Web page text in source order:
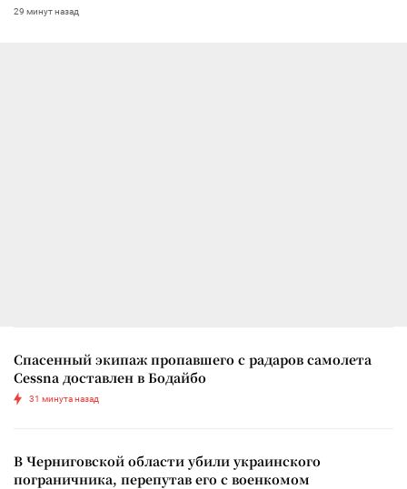
29 минут назад
Спасенный экипаж пропавшего с радаров самолета
Cessna доставлен в Бодайбо
31 минута назад
В Черниговской области убили украинского
пограничника, перепутав его с военкомом